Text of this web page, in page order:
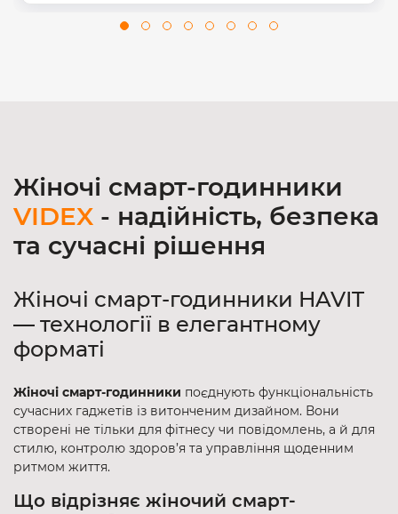
Жіночі смарт-годинники
VIDEX - надійність, безпека
та сучасні рішення
Жіночі смарт-годинники HAVIT
— технології в елегантному
форматі
Жіночі смарт-годинники поєднують функціональність
сучасних гаджетів із витонченим дизайном. Вони
створені не тільки для фітнесу чи повідомлень, а й для
стилю, контролю здоров’я та управління щоденним
ритмом життя.
Що відрізняє жіночий смарт-